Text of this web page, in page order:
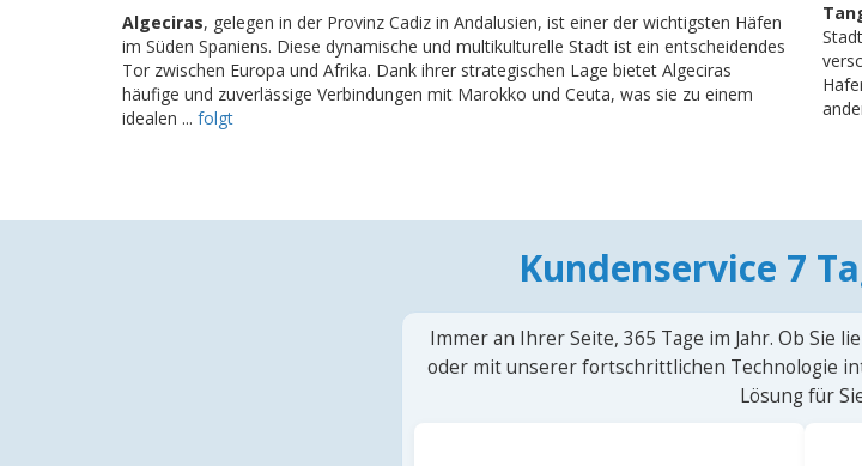
Algeciras, gelegen in der Provinz Cadiz in Andalusien, ist einer der wichtigsten Häfen
im Süden Spaniens. Diese dynamische und multikulturelle Stadt ist ein entscheidendes
Tor zwischen Europa und Afrika. Dank ihrer strategischen Lage bietet Algeciras
häufige und zuverlässige Verbindungen mit Marokko und Ceuta, was sie zu einem
idealen ... folgt
Kundenservice 7
Immer an Ihrer Seite, 365 Tage im Jahr. Ob Sie
oder mit unserer fortschrittlichen Technologie
Lösung für